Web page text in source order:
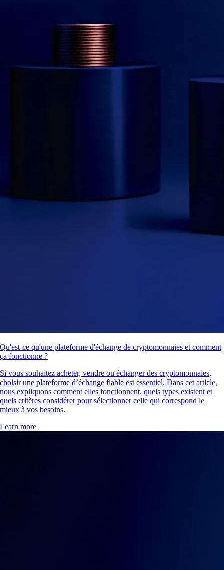
ça fonctionne ?
Si vous souhaitez acheter, vendre ou échanger des cryptomonnaies,
choisir une plateforme d’échange fiable est essentiel. Dans cet article,
nous expliquons comment elles fonctionnent, quels types existent et
quels critères considérer pour sélectionner celle qui correspond le
mieux à vos besoins.
Learn more